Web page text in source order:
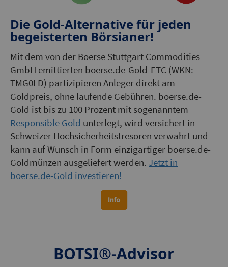
Die Gold-Alternative für jeden
begeisterten Börsianer!
Mit dem von der Boerse Stuttgart Commodities
GmbH emittierten boerse.de-Gold-ETC (WKN:
TMG0LD) partizipieren Anleger direkt am
Goldpreis, ohne laufende Gebühren. boerse.de-
Gold ist bis zu 100 Prozent mit sogenanntem
Responsible Gold unterlegt, wird versichert in
Schweizer Hochsicherheitstresoren verwahrt und
kann auf Wunsch in Form einzigartiger boerse.de-
Goldmünzen ausgeliefert werden. Jetzt in
boerse.de-Gold investieren!
BOTSI®-Advisor